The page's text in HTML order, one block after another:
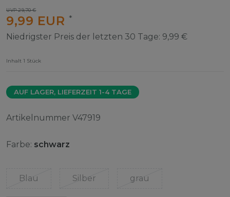
UVP 29,70 €
9,99 EUR *
Niedrigster Preis der letzten 30 Tage: 9,99 €
Inhalt 1 Stück
AUF LAGER, LIEFERZEIT 1-4 TAGE
Artikelnummer V47919
Farbe: schwarz
Blau Silber grau